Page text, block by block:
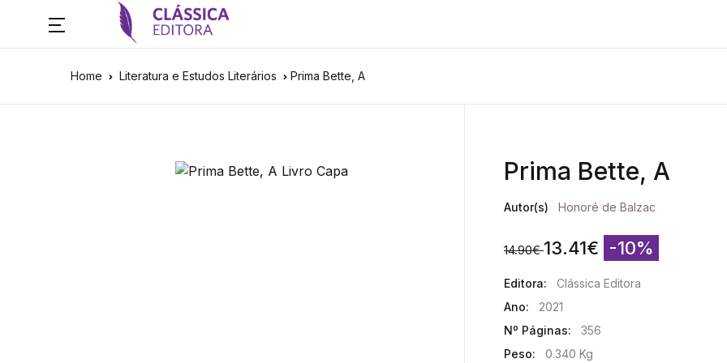
Home Literatura e Estudos Literários Prima Bette, A
Prima Bette, A
Autor(s) Honoré de Balzac
14.90€ 13.41€ -10%
Editora:
Clássica Editora
Ano:
2021
Nº Páginas:
356
Peso:
0.340 Kg